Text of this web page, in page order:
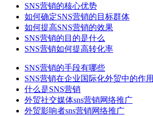
SNS营销的核心优势
如何确定SNS营销的目标群体
如何提高SNS营销的效果
SNS营销的目的是什么
SNS营销如何提高转化率
SNS营销的手段有哪些
SNS营销在企业国际化外贸中的作用
什么是SNS营销
外贸社交媒体sns营销网络推广
外贸影响者sns营销网络推广